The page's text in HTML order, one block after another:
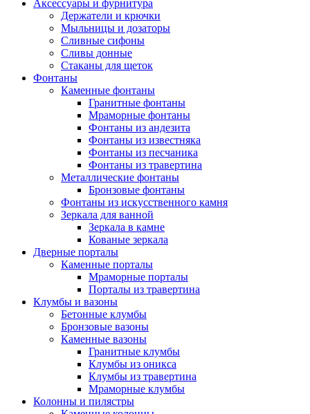
Аксессуары и фурнитура
Держатели и крючки
Мыльницы и дозаторы
Сливные сифоны
Сливы донные
Стаканы для щеток
Фонтаны
Каменные фонтаны
Гранитные фонтаны
Мраморные фонтаны
Фонтаны из андезита
Фонтаны из известняка
Фонтаны из песчаника
Фонтаны из травертина
Металлические фонтаны
Бронзовые фонтаны
Фонтаны из искусственного камня
Зеркала для ванной
Зеркала в камне
Кованые зеркала
Дверные порталы
Каменные порталы
Мраморные порталы
Порталы из травертина
Клумбы и вазоны
Бетонные клумбы
Бронзовые вазоны
Каменные вазоны
Гранитные клумбы
Клумбы из оникса
Клумбы из травертина
Мраморные клумбы
Колонны и пилястры